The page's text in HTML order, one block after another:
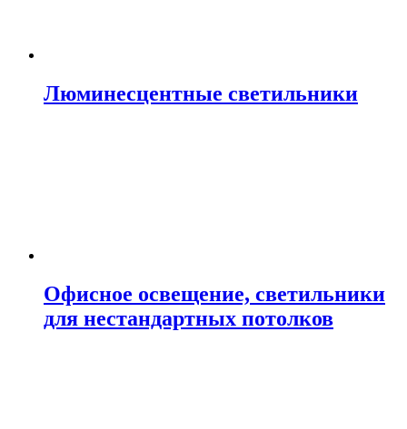
Люминесцентные светильники
Офисное освещение, светильники
для нестандартных потолков